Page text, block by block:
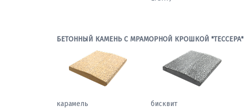
БЕТОННЫЙ КАМЕНЬ С МРАМОРНОЙ КРОШКОЙ "ТЕССЕРА"
карамель бисквит